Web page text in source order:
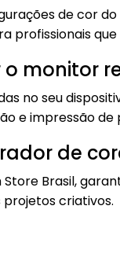
de cor
profissionais
monitor
no seu
e impressão de
de
Brasil,
criativos.